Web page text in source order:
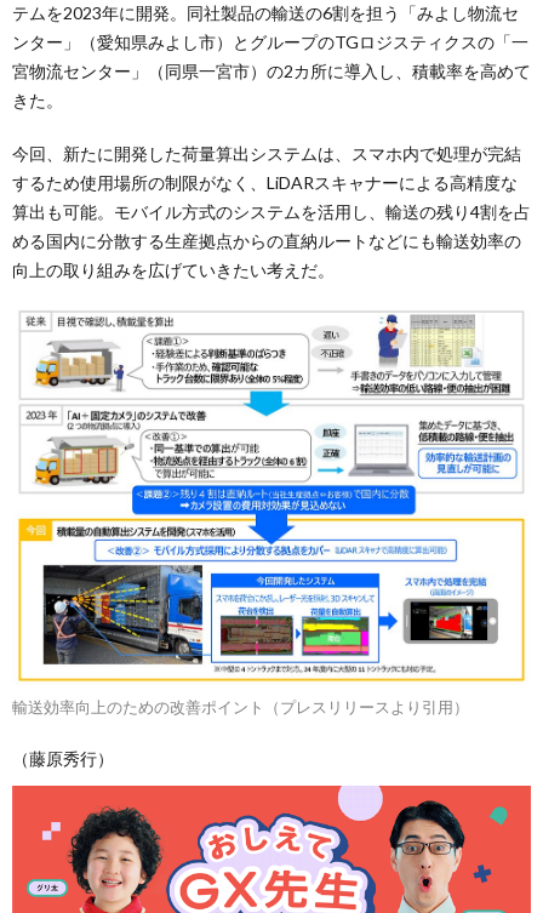
テムを2023年に開発。同社製品の輸送の6割を担う「みよし物流セ
ンター」（愛知県みよし市）とグループのTGロジスティクスの「一
宮物流センター」（同県一宮市）の2カ所に導入し、積載率を高めて
きた。
今回、新たに開発した荷量算出システムは、スマホ内で処理が完結
するため使用場所の制限がなく、LiDARスキャナーによる高精度な
算出も可能。モバイル方式のシステムを活用し、輸送の残り4割を占
める国内に分散する生産拠点からの直納ルートなどにも輸送効率の
向上の取り組みを広げていきたい考えだ。
輸送効率向上のための改善ポイント（プレスリリースより引用）
（藤原秀行）